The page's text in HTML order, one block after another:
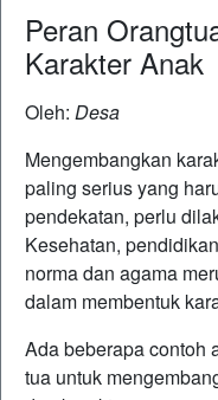
Peran
Karakter Anak
Oleh: Desa
Mengembangkan
paling serius yang
pendekatan, perlu
Kesehatan,
norma dan agama
dalam membentuk
Ada beberapa contoh
tua untuk